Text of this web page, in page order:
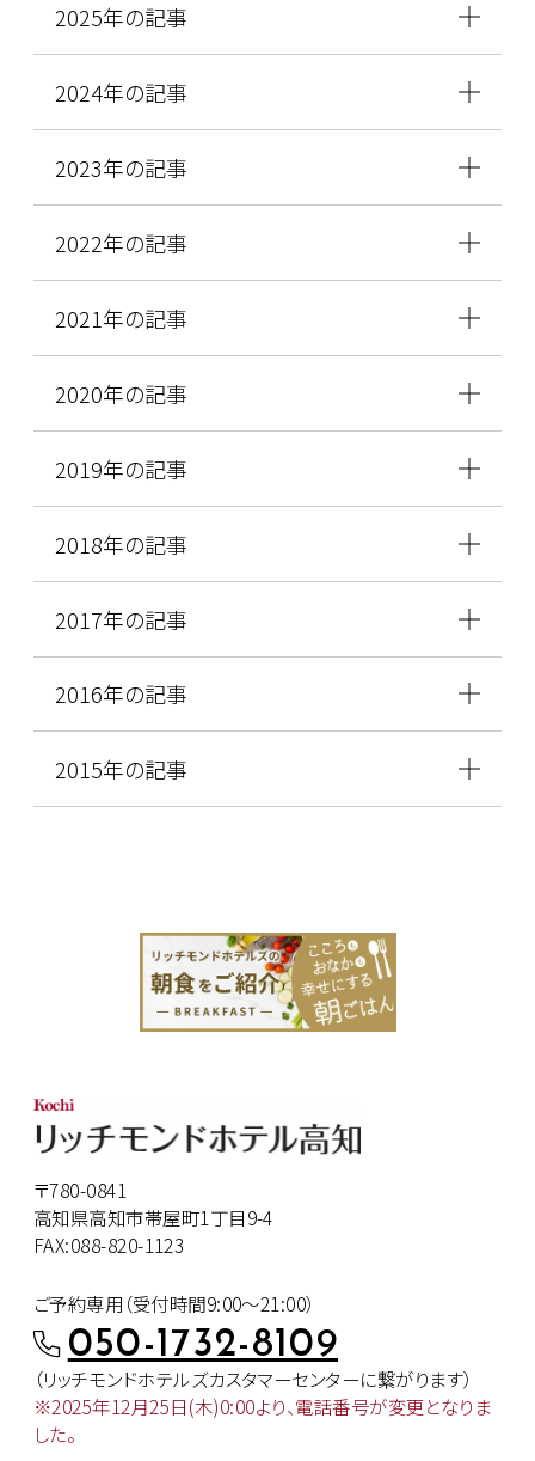
2025年の記事
2024年の記事
2023年の記事
2022年の記事
2021年の記事
2020年の記事
2019年の記事
2018年の記事
2017年の記事
2016年の記事
2015年の記事
〒780-0841
高知県高知市帯屋町1丁目9-4
FAX:088-820-1123
ご予約専用（受付時間9:00～21:00）
050-1732-8109
（リッチモンドホテルズカスタマーセンターに繋がります）
※2025年12月25日(木)0:00より、電話番号が変更となりま
した。